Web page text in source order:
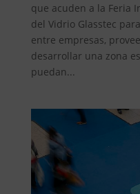
que acuden a la Feria
del Vidrio Glasstec
entre empresas,
desarrollar una zona
puedan...